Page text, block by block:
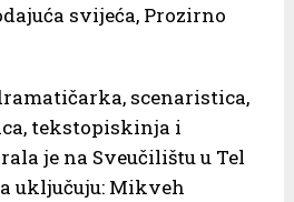
svijeća, Prozirno
scenaristica,
tekstopiskinja i
je na Sveučilištu u Tel
uključuju: Mikveh